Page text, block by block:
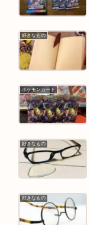
好きなもの
ポケモンカード
好きなもの
好きなもの